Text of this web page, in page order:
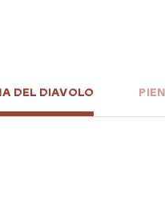
DEL DIAVOLO